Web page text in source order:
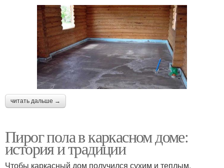
читать дальше →
Пирог пола в каркасном доме:
история и традиции
Чтобы каркасный дом получился сухим и теплым,